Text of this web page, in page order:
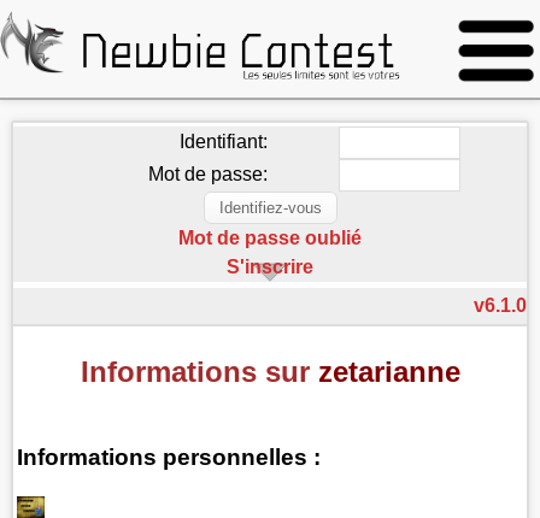
Identifiant:
Mot de passe:
Mot de passe oublié
S'inscrire
v6.1.0
Informations sur zetarianne
Informations personnelles :